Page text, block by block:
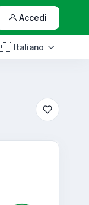
Accedi
Italiano